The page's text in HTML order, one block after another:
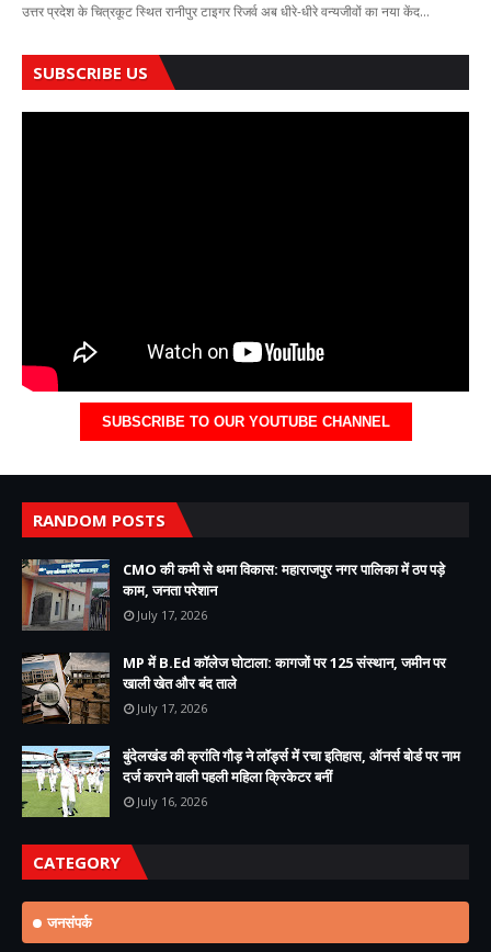
उत्तर प्रदेश के चित्रकूट स्थित रानीपुर टाइगर रिजर्व अब धीरे-धीरे वन्यजीवों का नया केंद…
SUBSCRIBE US
SUBSCRIBE TO OUR YOUTUBE CHANNEL
RANDOM POSTS
CMO की कमी से थमा विकास: महाराजपुर नगर पालिका में ठप पड़े
काम, जनता परेशान
July 17, 2026
MP में B.Ed कॉलेज घोटाला: कागजों पर 125 संस्थान, जमीन पर
खाली खेत और बंद ताले
July 17, 2026
बुंदेलखंड की क्रांति गौड़ ने लॉर्ड्स में रचा इतिहास, ऑनर्स बोर्ड पर नाम
दर्ज कराने वाली पहली महिला क्रिकेटर बनीं
July 16, 2026
CATEGORY
जनसंपर्क